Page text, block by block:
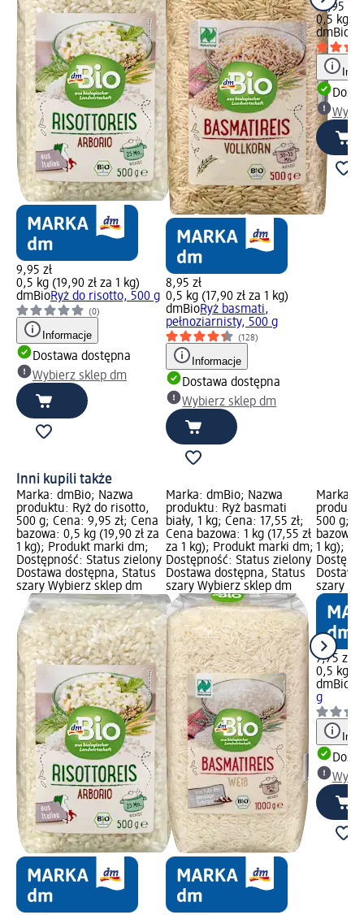
9,95 zł
0,5 kg (19,90 zł za 1 kg)
dmBioRyż do risotto, 500 g
(0)
Informacje
Dostawa dostępna
Wybierz sklep dm
8,95 zł
0,5 kg (17,90 zł za 1 kg)
dmBioRyż basmati,
pełnoziarnisty, 500 g
(128)
Informacje
Dostawa dostępna
Wybierz sklep dm
10,95 zł
0,5 kg
dmBio
Inni kupili także
Marka: dmBio; Nazwa
produktu: Ryż do risotto,
500 g; Cena: 9,95 zł; Cena
bazowa: 0,5 kg (19,90 zł za
1 kg); Produkt marki dm;
Dostępność: Status zielony
Dostawa dostępna, Status
szary Wybierz sklep dm
Marka: dmBio; Nazwa
produktu: Ryż basmati
biały, 1 kg; Cena: 17,55 zł;
Cena bazowa: 1 kg (17,55 zł
za 1 kg); Produkt marki dm;
Dostępność: Status zielony
Dostawa dostępna, Status
szary Wybierz sklep dm
Marka:
500 g;
bazowa:
1 kg);
szary
7,75 zł
0,5 kg
dmBio
g